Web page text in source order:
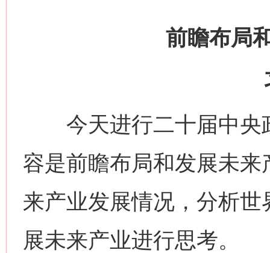
前瞻布局
今天进行二十届中央
容是前瞻布局和发展未
来产业发展情况，分析
展未来产业进行思考。